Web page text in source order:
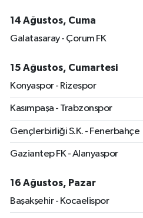
14 Ağustos, Cuma
Galatasaray - Çorum FK
15 Ağustos, Cumartesi
Konyaspor - Rizespor
Kasımpaşa - Trabzonspor
Gençlerbirliği S.K. - Fenerbahçe
Gaziantep FK - Alanyaspor
16 Ağustos, Pazar
Başakşehir - Kocaelispor